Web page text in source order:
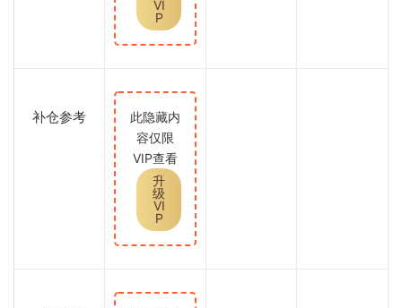
VI
P
补仓参考
此隐藏内
容仅限
VIP查看
升
级
VI
P